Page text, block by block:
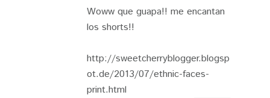
Woww que guapa!! me encantan
los shorts!!
http://sweetcherryblogger.blogsp
ot.de/2013/07/ethnic-faces-
print.html